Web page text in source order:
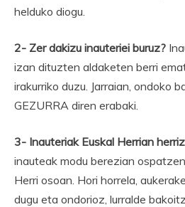
helduko diogu.
2- Zer dakizu inauteriei buruz?
izan dituzten aldaketen berri
irakurriko duzu. Jarraian, ondoko
GEZURRA diren erabaki.
3- Inauteriak Euskal Herrian
inauteak modu berezian
Herri osoan. Hori horrela,
dugu eta ondorioz, lurralde